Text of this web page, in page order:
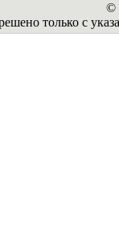
©
только с